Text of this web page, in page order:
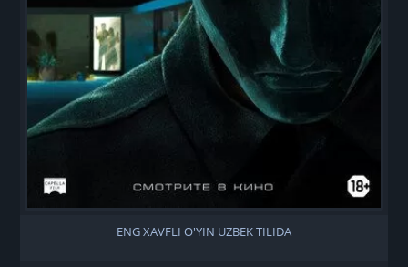
ENG XAVFLI O'YIN UZBEK TILIDA